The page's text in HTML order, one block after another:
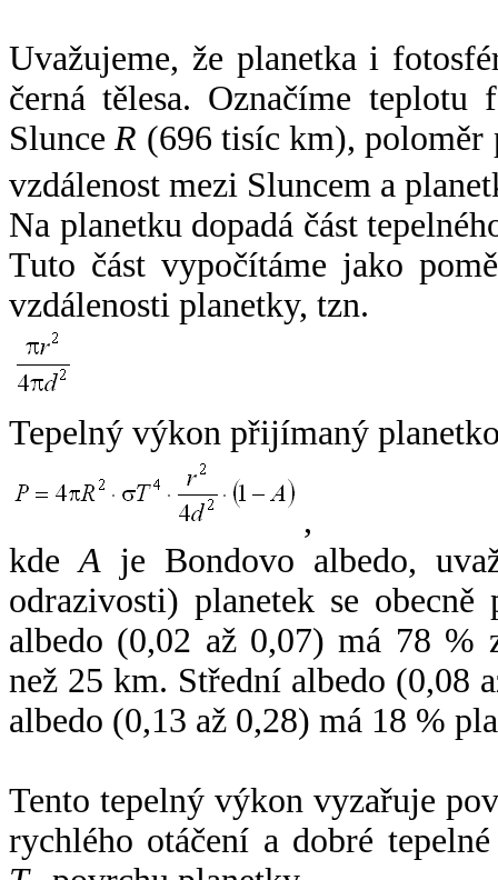
Uvažujeme, že planetka i
černá tělesa. Označíme
SlunceR (696 tisíc km),
vzdálenost mezi Sluncem a
Na planetku dopadá část
Tuto část vypočítáme jako
vzdálenosti planetky, tzn.
Tepelný výkon přijímaný
,
kdeA je Bondovo albedo,
odrazivosti) planetek se
albedo (0,02 až 0,07) má 78 %
než 25 km. Střední albedo (0,08
albedo (0,13 až 0,28) má 18 %
Tento tepelný výkon vyzařuje
rychlého otáčení a dobré